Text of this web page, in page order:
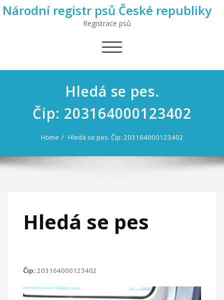
Národní registr psů České republiky
Registrace psů
Toggle
Hledá se pes.
Čip: 203164000123402
Home Hledá se pes. Čip: 203164000123402
Hledá se pes
Čip: 203164000123402